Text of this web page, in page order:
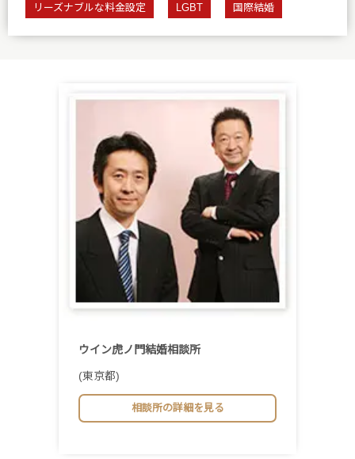
リーズナブルな料金設定 LGBT 国際結婚
ウイン虎ノ門結婚相談所
(東京都)
相談所の詳細を見る